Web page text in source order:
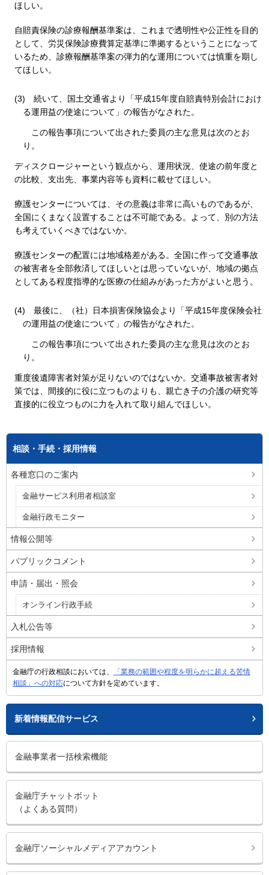
ほしい。
自賠責保険の診療報酬基準案は、これまで透明性や公正性を目的
として、労災保険診療費算定基準に準拠するということになって
いるため、診療報酬基準案の弾力的な運用については慎重を期し
てほしい。
(3)
続いて、国土交通省より「平成15年度自賠責特別会計におけ
る運用益の使途について」の報告がなされた。
この報告事項について出された委員の主な意見は次のとお
り。
ディスクロージャーという観点から、運用状況、使途の前年度と
の比較、支出先、事業内容等も資料に載せてほしい。
療護センターについては、その意義は非常に高いものであるが、
全国にくまなく設置することは不可能である。よって、別の方法
も考えていくべきではないか。
療護センターの配置には地域格差がある。全国に作って交通事故
の被害者を全部救済してほしいとは思っていないが、地域の拠点
としてある程度指導的な医療の仕組みがあった方がよいと思う。
(4)
最後に、（社）日本損害保険協会より「平成15年度保険会社
の運用益の使途について」の報告がなされた。
この報告事項について出された委員の主な意見は次のとお
り。
重度後遺障害者対策が足りないのではないか。交通事故被害者対
策では、間接的に役に立つものよりも、親亡き子の介護の研究等
直接的に役立つものに力を入れて取り組んでほしい。
相談・手続・採用情報
各種窓口のご案内
金融サービス利用者相談室
金融行政モニター
情報公開等
パブリックコメント
申請・届出・照会
オンライン行政手続
入札公告等
採用情報
金融庁の行政相談においては、
「業務の範囲や程度を明らかに超える苦情
相談」への対応について方針を定めています。
新着情報配信サービス
金融事業者一括検索機能
金融庁チャットボット
（よくある質問）
金融庁ソーシャルメディアアカウント